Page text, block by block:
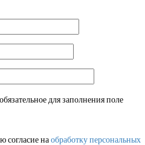
для заполнения поле
согласие наобработку персональных